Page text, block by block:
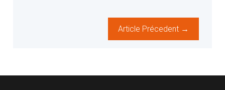
Article Précedent →